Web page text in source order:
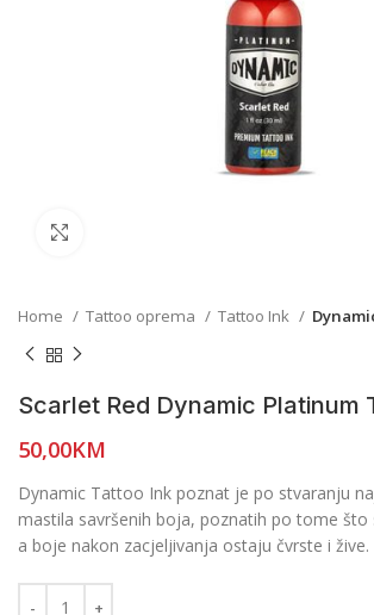
Home Tattoo oprema Tattoo Ink
Scarlet Red Dynamic Platinum
50,00KM
Dynamic Tattoo Ink poznat je po stvaranju
mastila savršenih boja, poznatih po tome što
a boje nakon zacjeljivanja ostaju čvrste i žive.